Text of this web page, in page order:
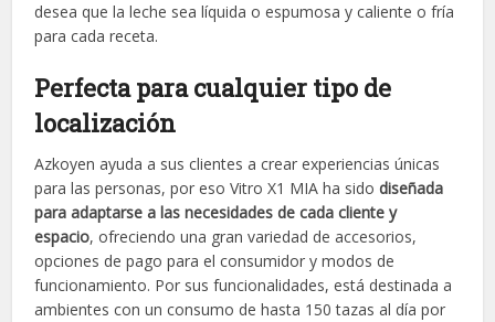
desea que la leche sea líquida o espumosa y caliente o fría
para cada receta.
Perfecta para cualquier tipo de
localización
Azkoyen ayuda a sus clientes a crear experiencias únicas
para las personas, por eso Vitro X1 MIA ha sidodiseñada
para adaptarse a las necesidades de cada cliente y
espacio, ofreciendo una gran variedad de accesorios,
opciones de pago para el consumidor y modos de
funcionamiento. Por sus funcionalidades, está destinada a
ambientes con un consumo de hasta 150 tazas al día por